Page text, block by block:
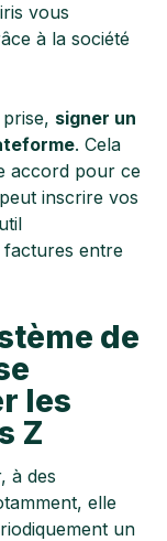
vous
à la société
signer un
. Cela
accord pour ce
inscrire vos
entre
de
les
Z
à des
elle
un